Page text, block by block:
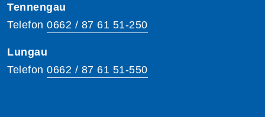
Tennengau
Telefon 0662 / 87 61 51-250
Lungau
Telefon 0662 / 87 61 51-550